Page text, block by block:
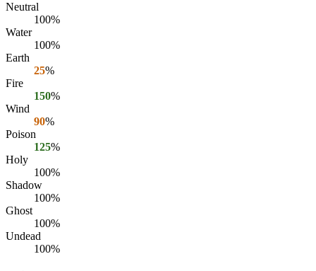
Neutral
100%
Water
100%
Earth
25%
Fire
150%
Wind
90%
Poison
125%
Holy
100%
Shadow
100%
Ghost
100%
Undead
100%